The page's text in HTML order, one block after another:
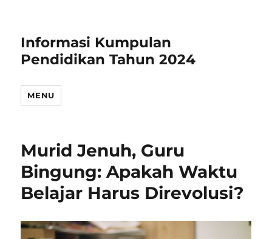
Informasi Kumpulan
Pendidikan Tahun 2024
MENU
Murid Jenuh, Guru
Bingung: Apakah Waktu
Belajar Harus Direvolusi?